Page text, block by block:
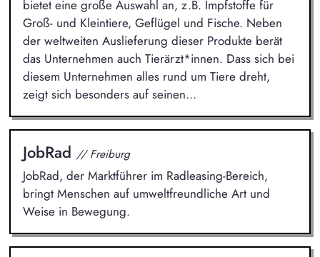
bietet eine große Auswahl an, z.B. Impfstoffe für
Groß- und Kleintiere, Geflügel und Fische. Neben
der weltweiten Auslieferung dieser Produkte berät
das Unternehmen auch Tierärzt*innen. Dass sich bei
diesem Unternehmen alles rund um Tiere dreht,
zeigt sich besonders auf seinen...
JobRad // Freiburg
JobRad, der Marktführer im Radleasing-Bereich,
bringt Menschen auf umweltfreundliche Art und
Weise in Bewegung.